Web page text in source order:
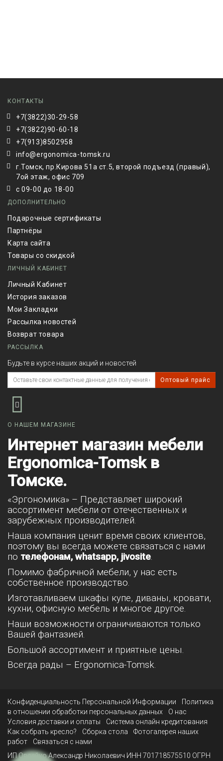
КОНТАКТЫ
+7(3822)30-29-58
+7(3822)90-60-18
+7(913)8502958
info@ergonomica-tomsk.ru
г.Томск, пр.Кирова 51а ст.5, второй подъезд (правый),
7ой этаж, офис 709
с 09-00 до 18-00
ДОПОЛНИТЕЛЬНО
Подарочные сертификаты
Партнёры
Карта сайта
Товары со скидкой
ЛИЧНЫЙ КАБИНЕТ
Личный Кабинет
История заказов
Мои Закладки
Рассылка новостей
Возврат товара
РАССЫЛКА
Будьте в курсе наших акций и новостей
Оптовый прайс
О НАШЕМ МАГАЗИНЕ
Интернет магазин мебели
Ergonomica-Tomsk в
Томске.
«Эргономика» – Представляет широкий
ассортимент мебели от отечественных и
зарубежных производителей.
Наша компания ценит время своих клиентов,
поэтому вы всегда можете связаться с нами
по телефонам, whatsapp, jivosite.
Помимо фабричной мебели, у нас есть
собственное производство.
Изготавливаем шкафы купе, диваны, кровати,
кухни, офисную мебель и многое другое.
Наши возможности ограничиваются только
Вашей фантазией.
Большой ассортимент и приятные цены.
Всегда рады – Ergonomica-Tomsk.
Конфиденциальность Персональной Информации
Политика
в отношении обработки персональных данных
О нас
Условия доставки и оплаты
Система онлайн кредитования
Как собрать кресло?
Сборка стола
Фотогалерея наших
работ
Связаться с нами
ИП Овсейко Александр Николаевич ИНН 701718575510 ОГРН